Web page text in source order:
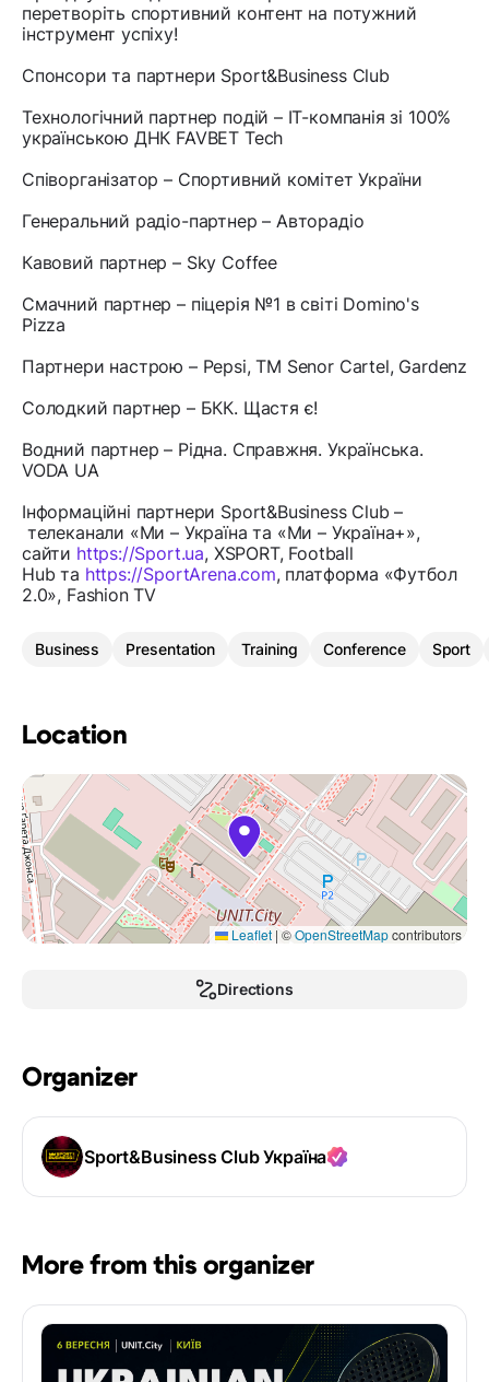
перетворіть спортивний контент на потужний
інструмент успіху!
Спонсори та партнери Sport&Business Club
Технологічний партнер подій – IT-компанія зі 100%
українською ДНК FAVBET Tech
Співорганізатор – Спортивний комітет України
Генеральний радіо-партнер – Авторадіо
Кавовий партнер – Sky Coffee
Смачний партнер – піцерія №1 в світі Domino's
Pizza
Партнери настрою – Pepsi, ТМ Senor Cartel, Gardenz
Солодкий партнер – БКК. Щастя є!
Водний партнер – Рідна. Справжня. Українська.
VODA UA
Інформаційні партнери Sport&Business Club –
телеканали «Ми – Україна та «Ми – Україна+»,
сайти https://Sport.ua, XSPORT, Football
Hub та https://SportArena.com, платформа «Футбол
2.0», Fashion TV
Business Presentation Training Conference Sport
Location
Leaflet | ©OpenStreetMapcontributors
Directions
Organizer
Sport&Business Club Україна
More from this organizer